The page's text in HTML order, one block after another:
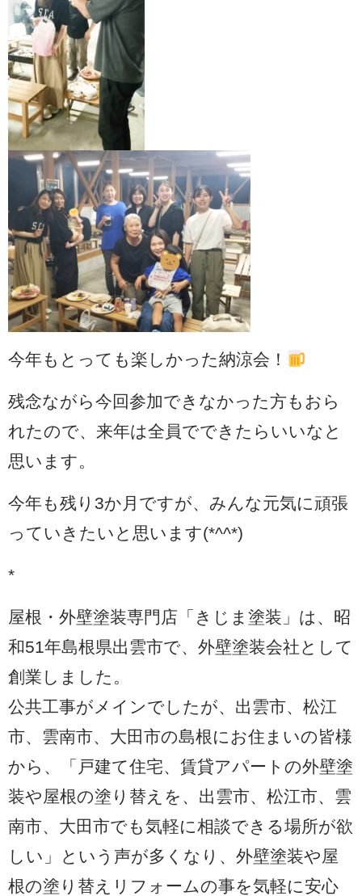
今年もとっても楽しかった納涼会！
残念ながら今回参加できなかった方もおら
れたので、来年は全員でできたらいいなと
思います。
今年も残り3か月ですが、みんな元気に頑張
っていきたいと思います(*^^*)
*
屋根・外壁塗装専門店「きじま塗装」は、昭
和51年島根県出雲市で、外壁塗装会社として
創業しました。
公共工事がメインでしたが、出雲市、松江
市、雲南市、大田市の島根にお住まいの皆様
から、「戸建て住宅、賃貸アパートの外壁塗
装や屋根の塗り替えを、出雲市、松江市、雲
南市、大田市でも気軽に相談できる場所が欲
しい」という声が多くなり、外壁塗装や屋
根の塗り替えリフォームの事を気軽に安心